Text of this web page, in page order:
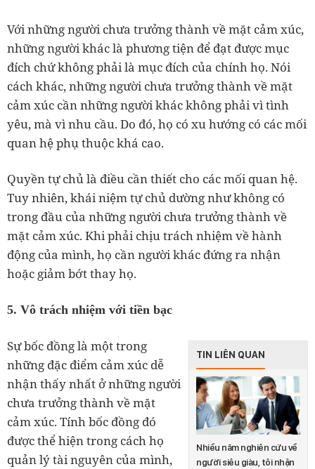
Với những người chưa trưởng thành về mặt cảm xúc,
những người khác là phương tiện để đạt được mục
đích chứ không phải là mục đích của chính họ. Nói
cách khác, những người chưa trưởng thành về mặt
cảm xúc cần những người khác không phải vì tình
yêu, mà vì nhu cầu. Do đó, họ có xu hướng có các mối
quan hệ phụ thuộc khá cao.
Quyền tự chủ là điều cần thiết cho các mối quan hệ.
Tuy nhiên, khái niệm tự chủ dường như không có
trong đầu của những người chưa trưởng thành về
mặt cảm xúc. Khi phải chịu trách nhiệm về hành
động của mình, họ cần người khác đứng ra nhận
hoặc giảm bớt thay họ.
5. Vô trách nhiệm với tiền bạc
TIN LIÊN QUAN
Nhiều năm nghiên cứu về
người siêu giàu, tôi nhận
Sự bốc đồng là một trong
những đặc điểm cảm xúc dễ
nhận thấy nhất ở những người
chưa trưởng thành về mặt
cảm xúc. Tính bốc đồng đó
được thể hiện trong cách họ
quản lý tài nguyên của mình,